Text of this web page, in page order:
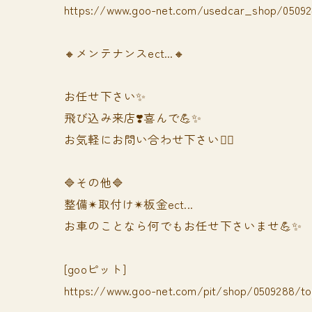
https://www.goo-net.com/usedcar_shop/
🔸メンテナンスect...🔸
お任せ下さい✨
飛び込み来店❣️喜んで💪✨
お気軽にお問い合わせ下さい🙆‍♀️
🔷その他🔷
整備✴︎取付け✴︎板金ect...
お車のことなら何でもお任せ下さいませ💪✨
[gooピット]
https://www.goo-net.com/pit/shop/0509288/